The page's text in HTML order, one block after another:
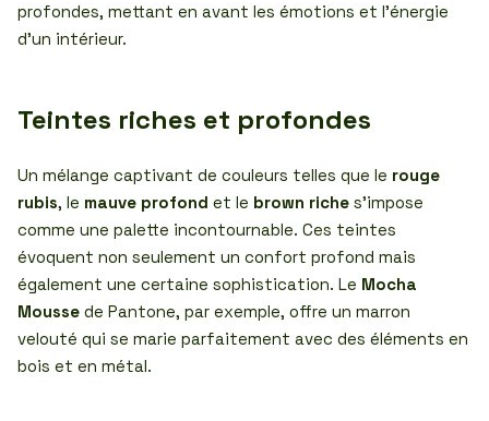
profondes, mettant en avant les émotions et l’énergie
d’un intérieur.
Teintes riches et profondes
Un mélange captivant de couleurs telles que le rouge
rubis, le mauve profond et le brown riche s’impose
comme une palette incontournable. Ces teintes
évoquent non seulement un confort profond mais
également une certaine sophistication. Le Mocha
Mousse de Pantone, par exemple, offre un marron
velouté qui se marie parfaitement avec des éléments en
bois et en métal.